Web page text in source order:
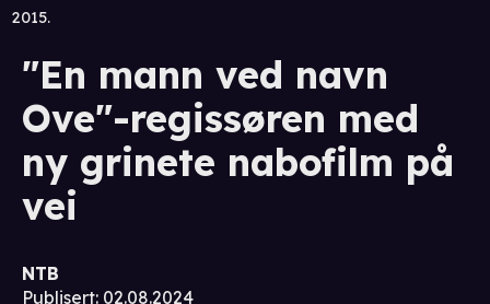
2015.
"En mann ved navn
Ove"-regissøren med
ny grinete nabofilm på
vei
NTB
Publisert: 02.08.2024